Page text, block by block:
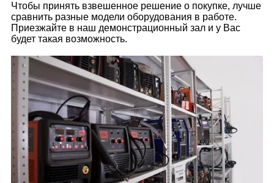
Чтобы принять взвешенное решение о покупке, лучше
сравнить разные модели оборудования в работе.
Приезжайте в наш демонстрационный зал и у Вас
будет такая возможность.